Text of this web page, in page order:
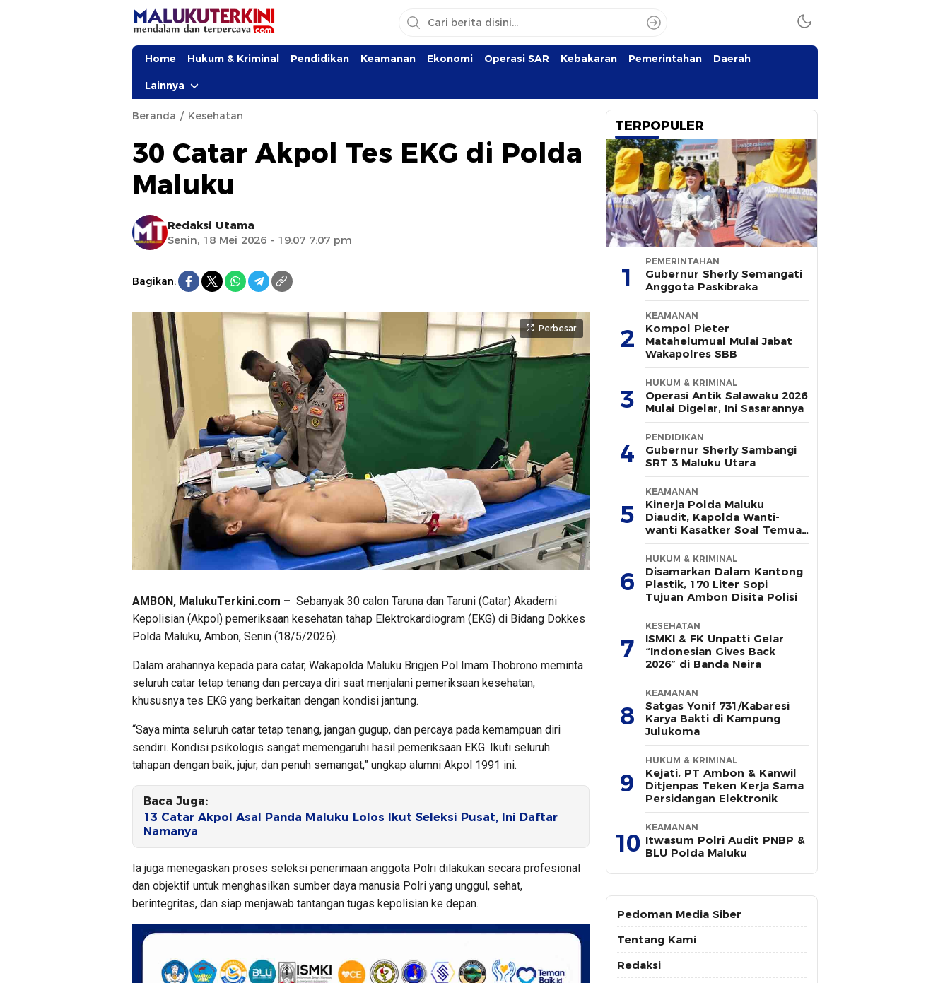
Home Hukum & Kriminal Pendidikan Keamanan Ekonomi Operasi SAR Kebakaran Pemerintahan Daerah
Lainnya
Beranda Kesehatan
30 Catar Akpol Tes EKG di Polda
Maluku
Redaksi Utama
Senin, 18 Mei 2026 - 19:07 7:07 pm
Bagikan:
Perbesar
AMBON, MalukuTerkini.com – Sebanyak 30 calon Taruna dan Taruni (Catar) Akademi
Kepolisian (Akpol) pemeriksaan kesehatan tahap Elektrokardiogram (EKG) di Bidang Dokkes
Polda Maluku, Ambon, Senin (18/5/2026).
Dalam arahannya kepada para catar, Wakapolda Maluku Brigjen Pol Imam Thobrono meminta
seluruh catar tetap tenang dan percaya diri saat menjalani pemeriksaan kesehatan,
khususnya tes EKG yang berkaitan dengan kondisi jantung.
“Saya minta seluruh catar tetap tenang, jangan gugup, dan percaya pada kemampuan diri
sendiri. Kondisi psikologis sangat memengaruhi hasil pemeriksaan EKG. Ikuti seluruh
tahapan dengan baik, jujur, dan penuh semangat,” ungkap alumni Akpol 1991 ini.
Baca Juga:
13 Catar Akpol Asal Panda Maluku Lolos Ikut Seleksi Pusat, Ini Daftar
Namanya
Ia juga menegaskan proses seleksi penerimaan anggota Polri dilakukan secara profesional
dan objektif untuk menghasilkan sumber daya manusia Polri yang unggul, sehat,
berintegritas, dan siap menjawab tantangan tugas kepolisian ke depan.
TERPOPULER
1
PEMERINTAHAN
Gubernur Sherly Semangati
Anggota Paskibraka
2
KEAMANAN
Kompol Pieter
Matahelumual Mulai Jabat
Wakapolres SBB
3
HUKUM & KRIMINAL
Operasi Antik Salawaku 2026
Mulai Digelar, Ini Sasarannya
4
PENDIDIKAN
Gubernur Sherly Sambangi
SRT 3 Maluku Utara
5
KEAMANAN
Kinerja Polda Maluku
Diaudit, Kapolda Wanti-
wanti Kasatker Soal Temuan
Berulang
6
HUKUM & KRIMINAL
Disamarkan Dalam Kantong
Plastik, 170 Liter Sopi
Tujuan Ambon Disita Polisi
7
KESEHATAN
ISMKI & FK Unpatti Gelar
“Indonesian Gives Back
2026” di Banda Neira
8
KEAMANAN
Satgas Yonif 731/Kabaresi
Karya Bakti di Kampung
Julukoma
9
HUKUM & KRIMINAL
Kejati, PT Ambon & Kanwil
Ditjenpas Teken Kerja Sama
Persidangan Elektronik
10
KEAMANAN
Itwasum Polri Audit PNBP &
BLU Polda Maluku
Pedoman Media Siber
Tentang Kami
Redaksi